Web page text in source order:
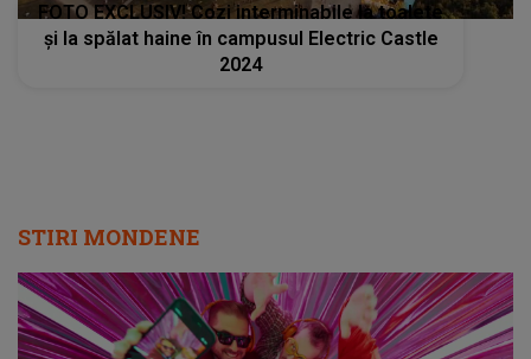
FOTO EXCLUSIV! Cozi interminabile la toalete
și la spălat haine în campusul Electric Castle
2024
STIRI MONDENE